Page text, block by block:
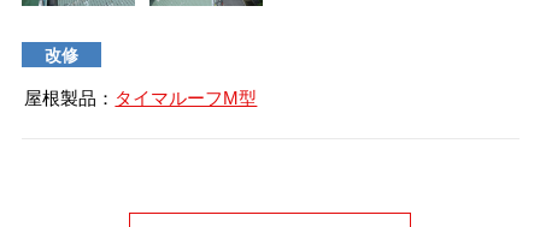
改修
屋根製品： タイマルーフM型